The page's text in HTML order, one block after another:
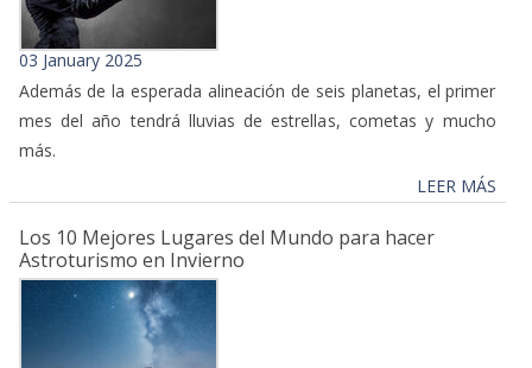
03 January 2025
Además de la esperada alineación de seis planetas, el primer
mes del año tendrá lluvias de estrellas, cometas y mucho
más.
LEER MÁS
Los 10 Mejores Lugares del Mundo para hacer
Astroturismo en Invierno